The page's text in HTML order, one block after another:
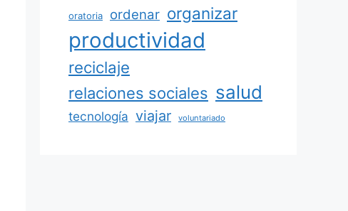
oratoria ordenar organizar
productividad
reciclaje
relaciones sociales salud
tecnología viajar voluntariado